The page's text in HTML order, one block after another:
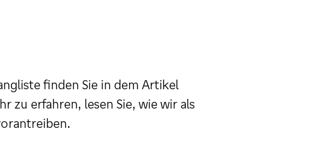
finden Sie in dem Artikel
zu erfahren, lesen Sie, wie wir als